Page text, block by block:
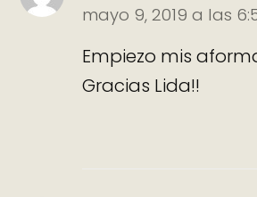
mayo 9, 2019 a las
Empiezo mis
Gracias Lida!!